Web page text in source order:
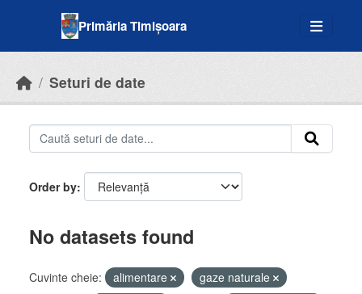
Primăria Timișoara
Seturi de date
Order by
No datasets found
Cuvinte cheie: alimentare
gaze naturale